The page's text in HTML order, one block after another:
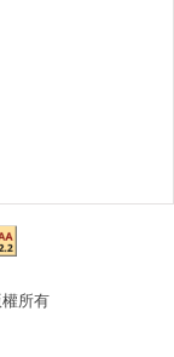
所有